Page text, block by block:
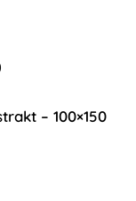
– 100×150